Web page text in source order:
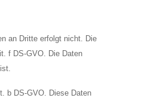
an Dritte erfolgt nicht. Die
f DS-GVO. Die Daten
b DS-GVO. Diese Daten